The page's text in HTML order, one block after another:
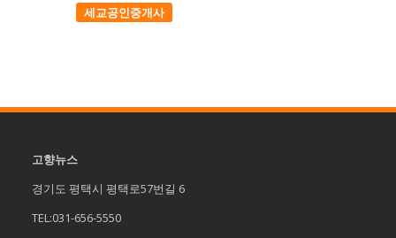
세교공인중개사
고향뉴스
경기도 평택시 평택로57번길 6
TEL:031-656-5550